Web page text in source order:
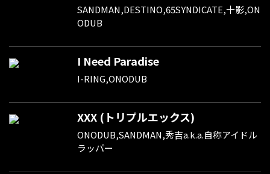
SANDMAN,DESTINO,65SYNDICATE,十影,ON
ODUB
I Need Paradise
I-RING,ONODUB
XXX (トリプルエックス)
ONODUB,SANDMAN,秀吉a.k.a.自称アイドル
ラッパー